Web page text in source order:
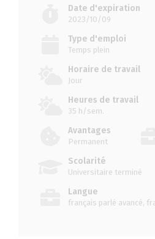
Date d'expiration
2023/10/09
Type d'emploi
Temps plein
Horaire de travail
Jour
Heures de travail
35 h/sem.
Avantages
Permanent
Scolarité
Universitaire terminé
Langue
français parlé avancé,